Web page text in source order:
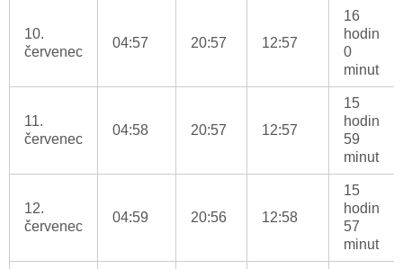
10.
červenec
04:57 20:57 12:57
16
hodin
0
minut
11.
červenec
04:58 20:57 12:57
15
hodin
59
minut
12.
červenec
04:59 20:56 12:58
15
hodin
57
minut